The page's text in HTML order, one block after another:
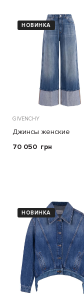
НОВИНКА
GIVENCHY
Джинсы женские
70 050 грн
НОВИНКА